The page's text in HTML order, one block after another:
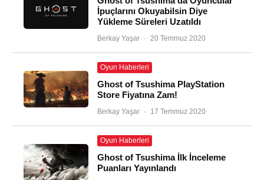
İpuçlarını Okuyabilsin Diye
Yükleme Süreleri Uzatıldı
Berkay Yaşar · 20 Temmuz 2020
Oyun Haberleri
Ghost of Tsushima PlayStation
Store Fiyatına Zam!
Berkay Yaşar · 17 Temmuz 2020
Oyun Haberleri
Ghost of Tsushima İlk İnceleme
Puanları Yayınlandı